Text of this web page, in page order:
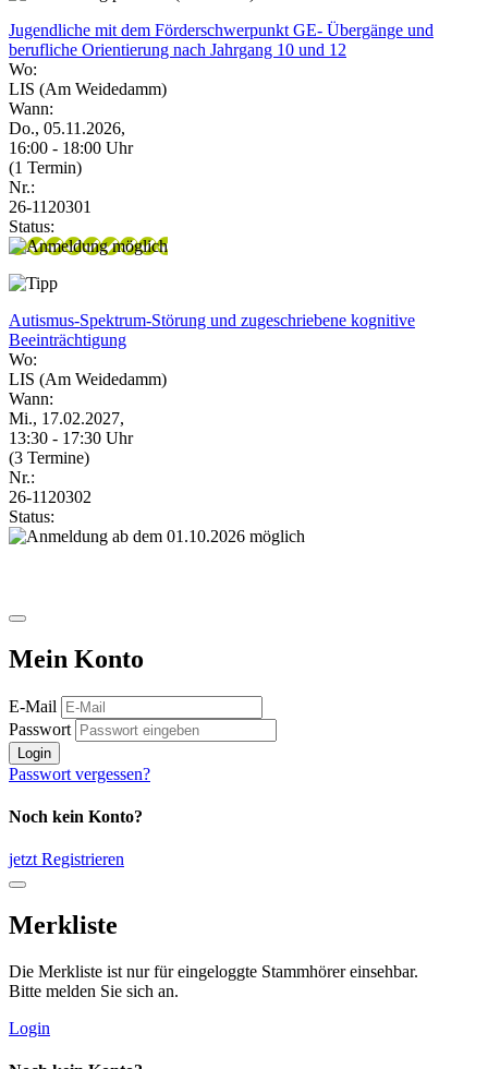
Jugendliche mit dem Förderschwerpunkt GE- Übergänge und
berufliche Orientierung nach Jahrgang 10 und 12
Wo:
LIS (Am Weidedamm)
Wann:
Do., 05.11.2026,
16:00 - 18:00 Uhr
(1 Termin)
Nr.:
26-1120301
Status:
Autismus-Spektrum-Störung und zugeschriebene kognitive
Beeinträchtigung
Wo:
LIS (Am Weidedamm)
Wann:
Mi., 17.02.2027,
13:30 - 17:30 Uhr
(3 Termine)
Nr.:
26-1120302
Status:
Mein Konto
E-Mail
Passwort
Login
Passwort vergessen?
Noch kein Konto?
jetzt Registrieren
Merkliste
Die Merkliste ist nur für eingeloggte Stammhörer einsehbar.
Bitte melden Sie sich an.
Login